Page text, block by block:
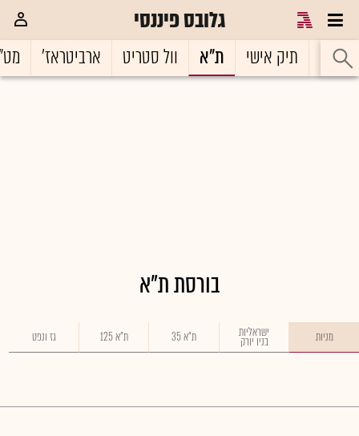
גלובס פיננסי
ראשי תיק אישי ת"א וול סטריט ארביטראז'
בורסת ת"א
מניות ישראליות
בניו יורק ת"א 35 ת"א 125 גז ונפט